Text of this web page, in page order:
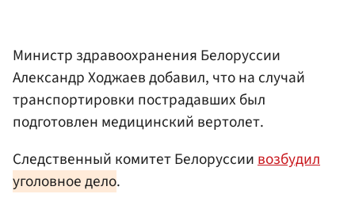
Министр здравоохранения Белоруссии
Александр Ходжаев добавил, что на случай
транспортировки пострадавших был
подготовлен медицинский вертолет.
Следственный комитет Белоруссиивозбудил
уголовное дело.